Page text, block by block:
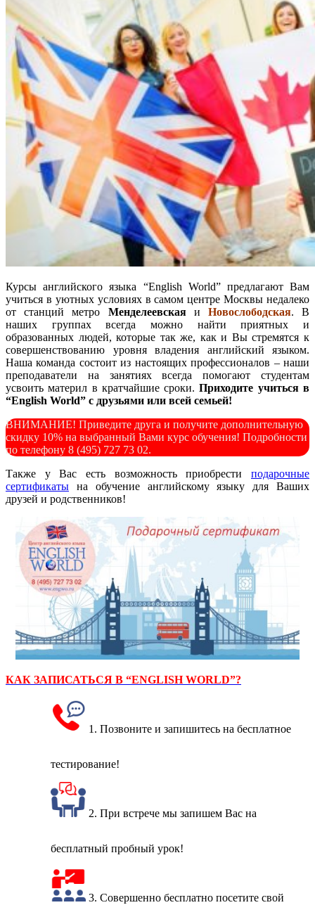
Курсы английского языка “English World” предлагают Вам
учиться в уютных условиях в самом центре Москвы недалеко
от станций метро Менделеевскаяи Новослободская. В
наших группах всегда можно найти приятных и
образованных людей, которые так же, как и Вы стремятся к
совершенствованию уровня владения английский языком.
Наша команда состоит из настоящих профессионалов – наши
преподаватели на занятиях всегда помогают студентам
усвоить материл в кратчайшие сроки.Приходите учиться в
“English World” с друзьями или всей семьей!
ВНИМАНИЕ! Приведите друга и получите дополнительную
скидку 10% на выбранный Вами курс обучения! Подробности
по телефону 8 (495) 727 73 02.
Также у Вас есть возможность приобрести подарочные
сертификаты на обучение английскому языку для Ваших
друзей и родственников!
КАК ЗАПИСАТЬСЯ В “ENGLISH WORLD”?
1. Позвоните и запишитесь на бесплатное
тестирование!
2. При встрече мы запишем Вас на
бесплатный пробный урок!
3. Совершенно бесплатно посетите свой